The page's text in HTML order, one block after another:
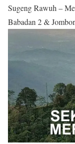
Sugeng Rawuh –
Babadan 2 &